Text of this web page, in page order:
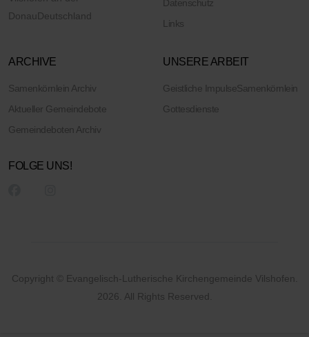
Donau Deutschland
Datenschutz
Links
ARCHIVE
Samenkörnlein Archiv
Aktueller Gemeindebote
Gemeindeboten Archiv
UNSERE ARBEIT
Geistliche ImpulseSamenkörnlein
Gottesdienste
FOLGE UNS!
Copyright © Evangelisch-Lutherische Kirchengemeinde Vilshofen.
2026. All Rights Reserved.